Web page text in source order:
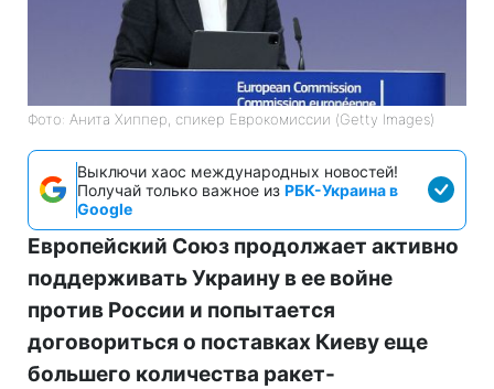
Фото: Анита Хиппер, спикер Еврокомиссии (Getty Images)
Выключи хаос международных новостей!
Получай только важное из РБК-Украина в
Google
Европейский Союз продолжает активно
поддерживать Украину в ее войне
против России и попытается
договориться о поставках Киеву еще
большего количества ракет-